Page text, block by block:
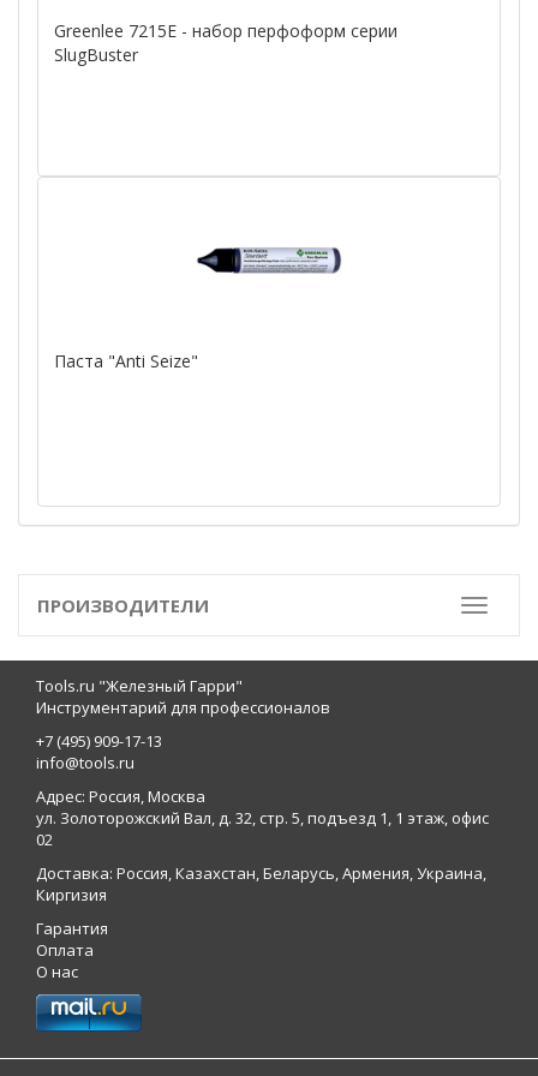
Greenlee 7215E - набор перфоформ серии
SlugBuster
Паста "Anti Seize"
Toggle
ПРОИЗВОДИТЕЛИ
Tools.ru "Железный Гарри"
Инструментарий для профессионалов
+7 (495) 909-17-13
info@tools.ru
Адрес: Россия, Москва
ул. Золоторожский Вал, д. 32, стр. 5, подъезд 1, 1 этаж, офис
02
Доставка: Россия, Казахстан, Беларусь, Армения, Украина,
Киргизия
Гарантия
Оплата
О нас